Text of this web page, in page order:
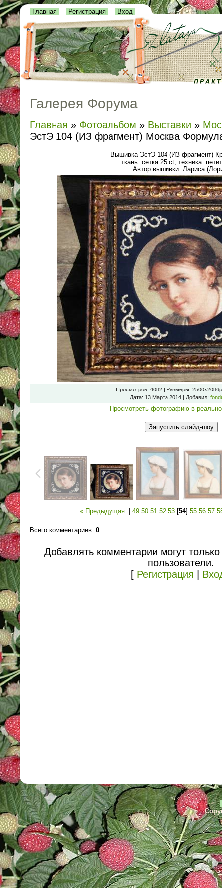
Главная Регистрация Вход
Галерея Форума
Главная » Фотоальбом » Выставки »
ЭстЭ 104 (ИЗ фрагмент) Москва
Вышивка ЭстЭ 104 (ИЗ фрагмент)
ткань: cетка 25 ct, техника:
Автор вышивки: Лариса
Просмотров: 4082 | Размеры:
Дата: 13 Марта 2014 | Добавил:
Просмотреть фотографию в
« Предыдущая 49 50 51 52 53 [54] 55 56 57
Всего комментариев: 0
Добавлять комментарии могут
пользователи.
[ Регистрация